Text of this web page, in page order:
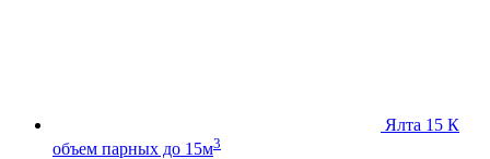
Ялта 15 К
объем парных до 15м3